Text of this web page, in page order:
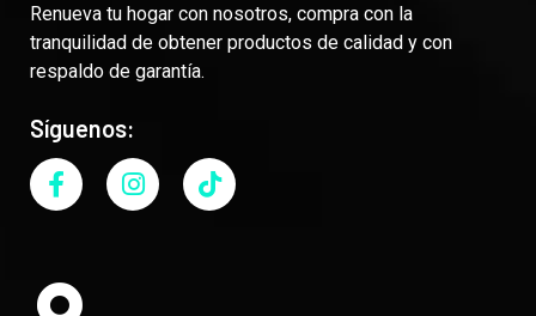
Renueva tu hogar con nosotros, compra con la
tranquilidad de obtener productos de calidad y con
respaldo de garantía.
Síguenos: